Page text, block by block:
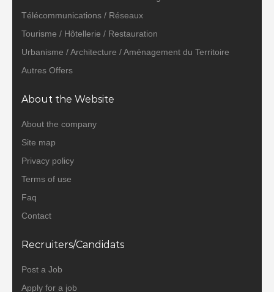
Télécommunications / Réseaux
Tourisme / Hôtellerie / Restauration
Urbanisme / Architecture / Aménagement du Territoire
Autres Offers
About the Website
About the company
Site map
Privacy policy
Terms of use
Faq
Contact
Recruiters/Candidats
Post a Job
Apply for a job